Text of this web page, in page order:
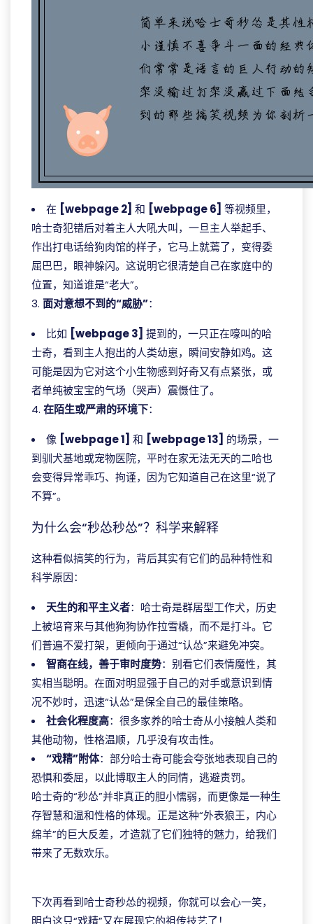
在 [webpage 2] 和 [webpage 6] 等视频里，
哈士奇犯错后对着主人大吼大叫，一旦主人举起手、
作出打电话给狗肉馆的样子，它马上就蔫了，变得委
屈巴巴，眼神躲闪。这说明它很清楚自己在家庭中的
位置，知道谁是“老大”。
3. 面对意想不到的“威胁”：
比如 [webpage 3] 提到的，一只正在嚎叫的哈
士奇，看到主人抱出的人类幼崽，瞬间安静如鸡。这
可能是因为它对这个小生物感到好奇又有点紧张，或
者单纯被宝宝的气场（哭声）震慑住了。
4. 在陌生或严肃的环境下：
像 [webpage 1] 和 [webpage 13] 的场景，一
到驯犬基地或宠物医院，平时在家无法无天的二哈也
会变得异常乖巧、拘谨，因为它知道自己在这里“说了
不算”。
为什么会“秒怂秒怂”？科学来解释
这种看似搞笑的行为，背后其实有它们的品种特性和
科学原因：
天生的和平主义者：哈士奇是群居型工作犬，历史
上被培育来与其他狗狗协作拉雪橇，而不是打斗。它
们普遍不爱打架，更倾向于通过“认怂”来避免冲突。
智商在线，善于审时度势：别看它们表情魔性，其
实相当聪明。在面对明显强于自己的对手或意识到情
况不妙时，迅速“认怂”是保全自己的最佳策略。
社会化程度高：很多家养的哈士奇从小接触人类和
其他动物，性格温顺，几乎没有攻击性。
“戏精”附体：部分哈士奇可能会夸张地表现自己的
恐惧和委屈，以此博取主人的同情，逃避责罚。
哈士奇的“秒怂”并非真正的胆小懦弱，而更像是一种生
存智慧和温和性格的体现。正是这种“外表狼王，内心
绵羊”的巨大反差，才造就了它们独特的魅力，给我们
带来了无数欢乐。
下次再看到哈士奇秒怂的视频，你就可以会心一笑，
明白这只“戏精”又在展现它的祖传技艺了！